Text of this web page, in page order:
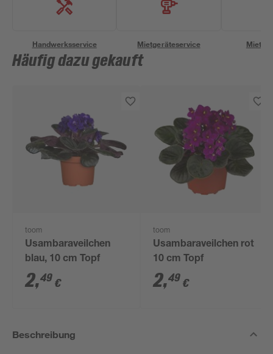
Handwerksservice Mietgeräteservice
Häufig dazu gekauft
toom
Usambaraveilchen
blau, 10 cm Topf
2,49 €
toom
Usambaraveilchen rot
10 cm Topf
2,49 €
Beschreibung